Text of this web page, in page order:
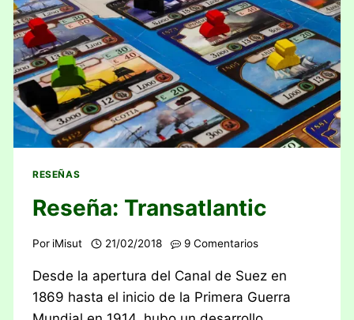
RESEÑAS
Reseña: Transatlantic
Por iMisut 21/02/2018 9 Comentarios
Desde la apertura del Canal de Suez en
1869 hasta el inicio de la Primera Guerra